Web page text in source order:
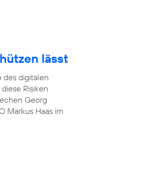
lässt
des digitalen
Risiken
Georg
Markus Haas im